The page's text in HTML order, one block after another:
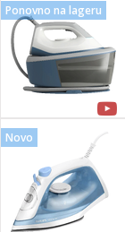
Ponovno na lageru
Novo